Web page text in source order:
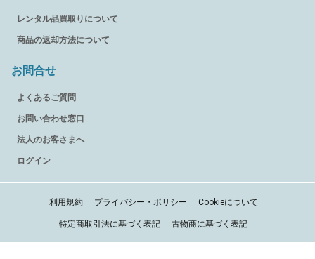
レンタル品買取りについて
商品の返却方法について
お問合せ
よくあるご質問
お問い合わせ窓口
法人のお客さまへ
ログイン
利用規約 プライバシー・ポリシー Cookieについて
特定商取引法に基づく表記 古物商に基づく表記